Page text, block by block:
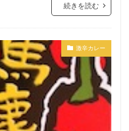
続きを読む
激辛カレー